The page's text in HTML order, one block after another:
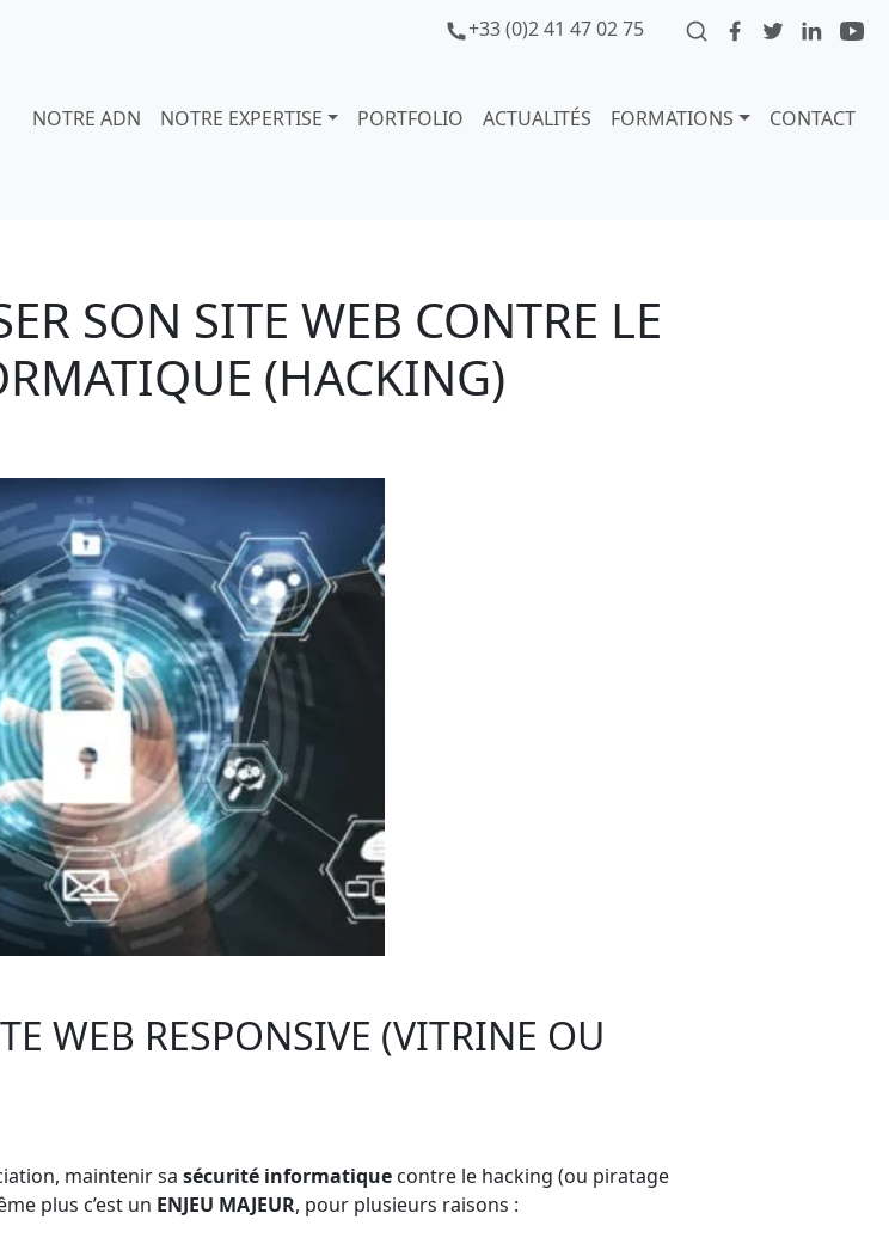
+33 (0)2 41 47 02 75
NOTRE ADN NOTRE EXPERTISE PORTFOLIO ACTUALITÉS FORMATIONS CONTACT
SON SITE WEB CONTRE LE
(HACKING)
WEB RESPONSIVE (VITRINE OU
maintenir sa sécurité informatique contre le hacking (ou piratage
plus c’est un ENJEU MAJEUR, pour plusieurs raisons :